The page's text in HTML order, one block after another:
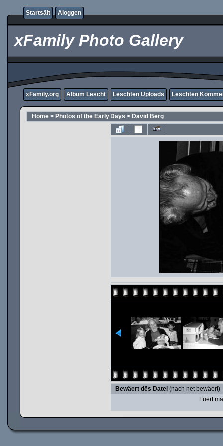
Startsäit Aloggen
xFamily Photo Gallery
xFamily.org Album Lëscht Leschten Uploads Leschten
Home > Photos of the Early Days > David Berg
Bewäert dës Datei(nach net bewäert)
Fuert